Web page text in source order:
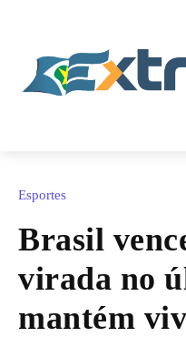
Esportes
Brasil
virada no
mantém